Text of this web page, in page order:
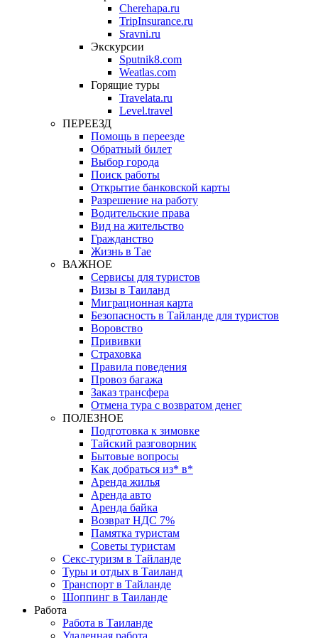
Cherehapa.ru
TripInsurance.ru
Sravni.ru
Экскурсии
Sputnik8.com
Weatlas.com
Горящие туры
Travelata.ru
Level.travel
ПЕРЕЕЗД
Помощь в переезде
Обратный билет
Выбор города
Поиск работы
Открытие банковской карты
Разрешение на работу
Водительские права
Вид на жительство
Гражданство
Жизнь в Тае
ВАЖНОЕ
Сервисы для туристов
Визы в Таиланд
Миграционная карта
Безопасность в Тайланде для туристов
Воровство
Прививки
Страховка
Правила поведения
Провоз багажа
Заказ трансфера
Отмена тура с возвратом денег
ПОЛЕЗНОЕ
Подготовка к зимовке
Тайский разговорник
Бытовые вопросы
Как добраться из* в*
Аренда жилья
Аренда авто
Аренда байка
Возврат НДС 7%
Памятка туристам
Советы туристам
Секс-туризм в Тайланде
Туры и отдых в Таиланд
Транспорт в Тайланде
Шоппинг в Таиланде
Работа
Работа в Таиланде
Удаленная работа